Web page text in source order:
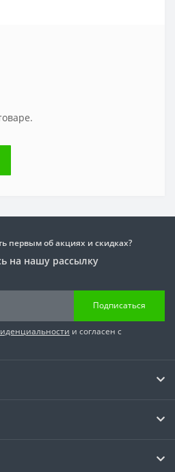
первым об акциях и скидках?
на нашу рассылку
Подписаться
и согласен с